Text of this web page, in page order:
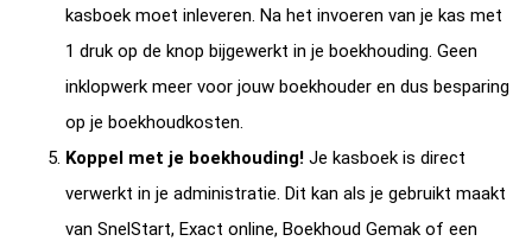
kasboek moet inleveren. Na het invoeren van je kas met
1 druk op de knop bijgewerkt in je boekhouding. Geen
inklopwerk meer voor jouw boekhouder en dus besparing
op je boekhoudkosten.
Koppel met je boekhouding! Je kasboek is direct
verwerkt in je administratie. Dit kan als je gebruikt maakt
van SnelStart, Exact online, Boekhoud Gemak of een